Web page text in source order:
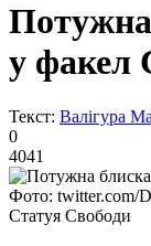
у факел
Текст: Валігура
0
4041
Фото: twitter.com/
Статуя Свободи